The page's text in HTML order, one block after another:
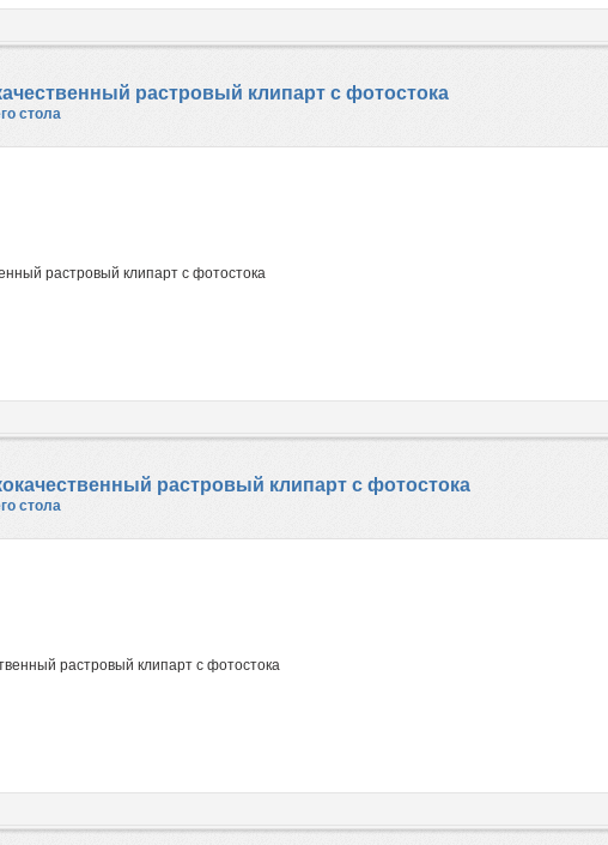
растровый клипарт с фотостока
стола
растровый клипарт с фотостока
растровый клипарт с фотостока
стола
растровый клипарт с фотостока